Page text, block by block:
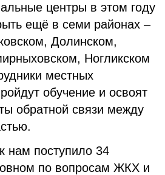
центры в этом году
ещё в семи районах –
Долинском,
Ногликском
местных
обучение и освоят
обратной связи между
нам поступило 34
по вопросам ЖКХ и